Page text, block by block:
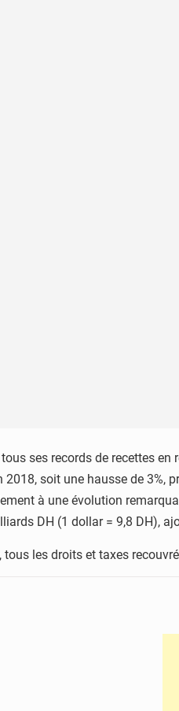
ses records de recettes
soit une hausse de 3%,
à une évolution
DH (1 dollar = 9,8 DH),
les droits et taxes